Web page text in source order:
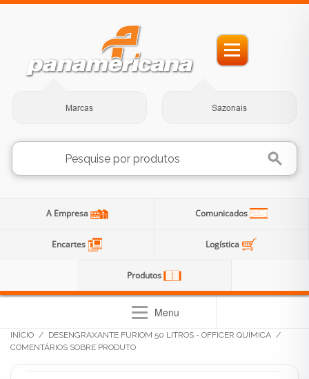
Marcas Sazonais
A Empresa Comunicados
Encartes Logística
Produtos
Menu
INÍCIO / DESENGRAXANTE FURIOM 50 LITROS - OFFICER QUÍMICA /
COMENTÁRIOS SOBRE PRODUTO